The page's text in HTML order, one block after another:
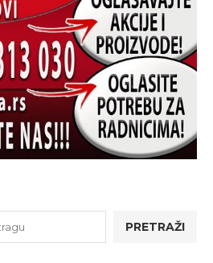
PRETRAŽI